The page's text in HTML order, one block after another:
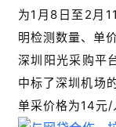
为1月8日至2月
明检测数量、单价
深圳阳光采购平
中标了深圳机场
单采价格为14元/